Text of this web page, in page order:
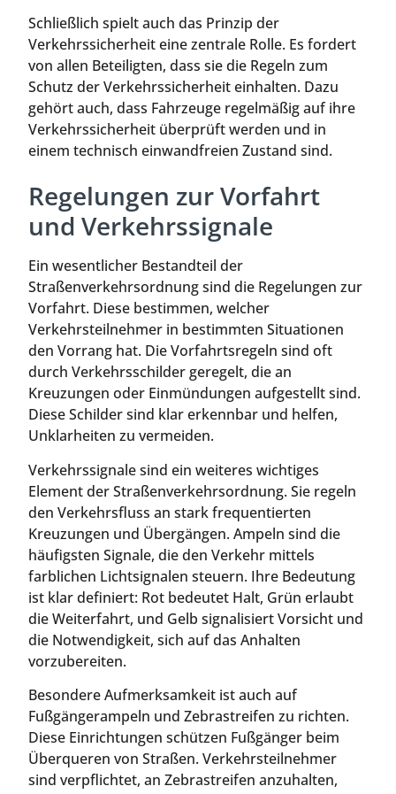
Schließlich spielt auch das Prinzip der
Verkehrssicherheit eine zentrale Rolle. Es fordert
von allen Beteiligten, dass sie die Regeln zum
Schutz der Verkehrssicherheit einhalten. Dazu
gehört auch, dass Fahrzeuge regelmäßig auf ihre
Verkehrssicherheit überprüft werden und in
einem technisch einwandfreien Zustand sind.
Regelungen zur Vorfahrt
und Verkehrssignale
Ein wesentlicher Bestandteil der
Straßenverkehrsordnung sind die Regelungen zur
Vorfahrt. Diese bestimmen, welcher
Verkehrsteilnehmer in bestimmten Situationen
den Vorrang hat. Die Vorfahrtsregeln sind oft
durch Verkehrsschilder geregelt, die an
Kreuzungen oder Einmündungen aufgestellt sind.
Diese Schilder sind klar erkennbar und helfen,
Unklarheiten zu vermeiden.
Verkehrssignale sind ein weiteres wichtiges
Element der Straßenverkehrsordnung. Sie regeln
den Verkehrsfluss an stark frequentierten
Kreuzungen und Übergängen. Ampeln sind die
häufigsten Signale, die den Verkehr mittels
farblichen Lichtsignalen steuern. Ihre Bedeutung
ist klar definiert: Rot bedeutet Halt, Grün erlaubt
die Weiterfahrt, und Gelb signalisiert Vorsicht und
die Notwendigkeit, sich auf das Anhalten
vorzubereiten.
Besondere Aufmerksamkeit ist auch auf
Fußgängerampeln und Zebrastreifen zu richten.
Diese Einrichtungen schützen Fußgänger beim
Überqueren von Straßen. Verkehrsteilnehmer
sind verpflichtet, an Zebrastreifen anzuhalten,